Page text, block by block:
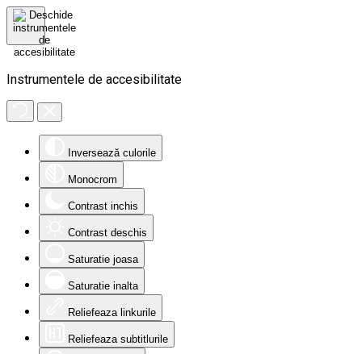
Instrumentele de accesibilitate
Inversează culorile
Monocrom
Contrast inchis
Contrast deschis
Saturatie joasa
Saturatie inalta
Reliefeaza linkurile
Reliefeaza subtitlurile